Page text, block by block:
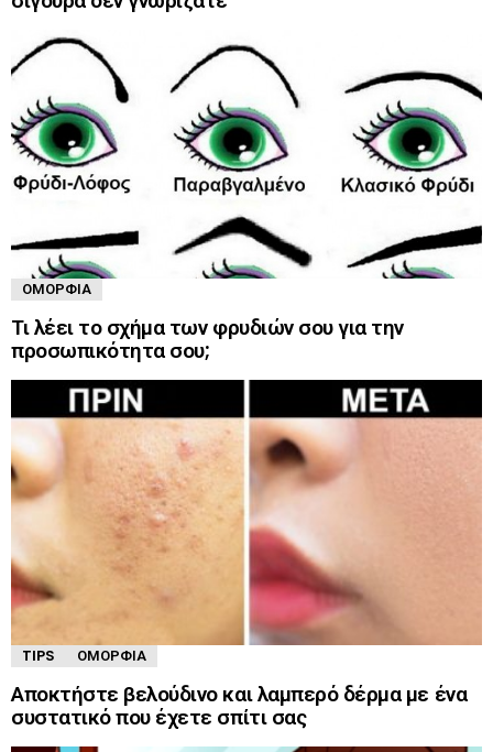
ΟΜΟΡΦΙΆ
Τι λέει το σχήμα των φρυδιών σου για την
προσωπικότητα σου;
TIPS ΟΜΟΡΦΙΆ
Αποκτήστε βελούδινο και λαμπερό δέρμα με ένα
συστατικό που έχετε σπίτι σας